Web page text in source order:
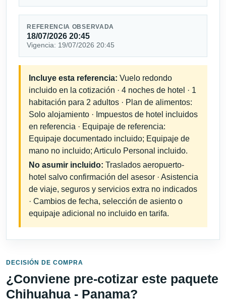
REFERENCIA OBSERVADA
18/07/2026 20:45
Vigencia: 19/07/2026 20:45
Incluye esta referencia: Vuelo redondo
incluido en la cotización · 4 noches de hotel · 1
habitación para 2 adultos · Plan de alimentos:
Solo alojamiento · Impuestos de hotel incluidos
en referencia · Equipaje de referencia:
Equipaje documentado incluido; Equipaje de
mano no incluido; Articulo Personal incluido.
No asumir incluido: Traslados aeropuerto-
hotel salvo confirmación del asesor · Asistencia
de viaje, seguros y servicios extra no indicados
· Cambios de fecha, selección de asiento o
equipaje adicional no incluido en tarifa.
DECISIÓN DE COMPRA
¿Conviene pre-cotizar este paquete
Chihuahua - Panama?